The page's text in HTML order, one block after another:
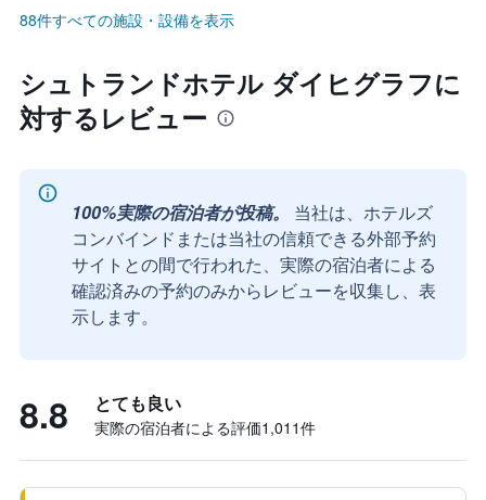
88件すべての施設・設備を表示
シュトランドホテル ダイヒグラフに
対するレビュー
100%実際の宿泊者が投稿。
当社は、ホテルズ
コンバインドまたは当社の信頼できる外部予約
サイトとの間で行われた、実際の宿泊者による
確認済みの予約のみからレビューを収集し、表
示します。
8.8 とても良い
実際の宿泊者による評価1,011​件